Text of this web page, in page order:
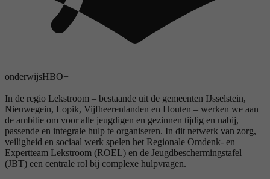
onderwijsHBO+
In de regio Lekstroom – bestaande uit de gemeenten IJsselstein,
Nieuwegein, Lopik, Vijfheerenlanden en Houten – werken we aan
de ambitie om voor alle jeugdigen en gezinnen tijdig en nabij,
passende en integrale hulp te organiseren. In dit netwerk van zorg,
veiligheid en sociaal werk spelen het Regionale Omdenk- en
Expertteam Lekstroom (ROEL) en de Jeugdbeschermingstafel
(JBT) een centrale rol bij complexe hulpvragen.